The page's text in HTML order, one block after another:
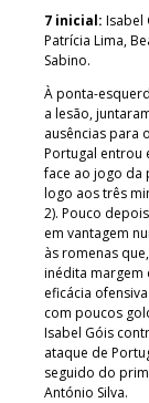
7 inicial: Isabel
Patrícia Lima,
Sabino.
À ponta-
a lesão,
ausências para
Portugal entrou
face ao jogo da
logo aos três
2). Pouco
em vantagem
às romenas
inédita margem
eficácia
com poucos
Isabel Góis
ataque de
seguido do
António Silva.